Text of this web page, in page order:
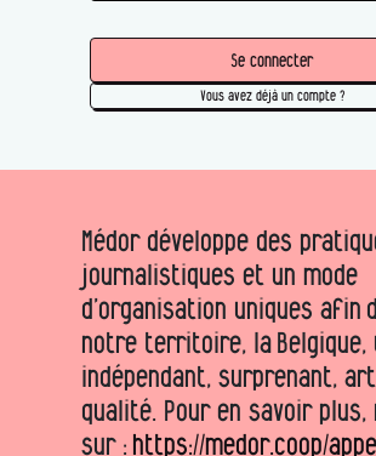
Se connecter
Vous avez déjà un compte ?
Médor développe des
journalistiques et un mode
d’organisation uniques afin
notre territoire, la Belgique,
indépendant, surprenant,
qualité. Pour en savoir
sur : https://medor.coop/